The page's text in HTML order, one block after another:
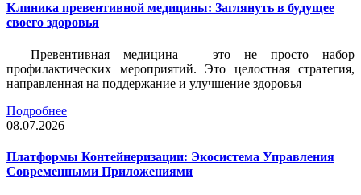
Клиника превентивной медицины: Заглянуть в будущее
своего здоровья
Превентивная медицина – это не просто набор
профилактических мероприятий. Это целостная стратегия,
направленная на поддержание и улучшение здоровья
Подробнее
08.07.2026
Платформы Контейнеризации: Экосистема Управления
Современными Приложениями